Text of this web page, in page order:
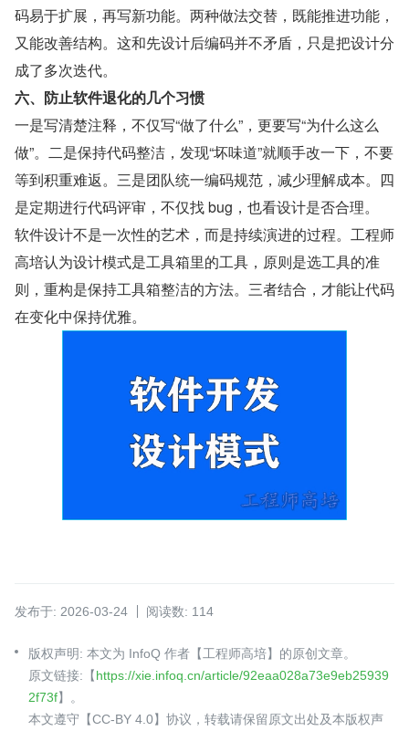
码易于扩展，再写新功能。两种做法交替，既能推进功能，
又能改善结构。这和先设计后编码并不矛盾，只是把设计分
成了多次迭代。
六、防止软件退化的几个习惯
一是写清楚注释，不仅写“做了什么”，更要写“为什么这么
做”。二是保持代码整洁，发现“坏味道”就顺手改一下，不要
等到积重难返。三是团队统一编码规范，减少理解成本。四
是定期进行代码评审，不仅找 bug，也看设计是否合理。
软件设计不是一次性的艺术，而是持续演进的过程。工程师
高培认为设计模式是工具箱里的工具，原则是选工具的准
则，重构是保持工具箱整洁的方法。三者结合，才能让代码
在变化中保持优雅。
发布于: 2026-03-24 阅读数: 114
版权声明: 本文为 InfoQ 作者【工程师高培】的原创文章。
原文链接:【https://xie.infoq.cn/article/92eaa028a73e9eb25939
2f73f】。
本文遵守【CC-BY 4.0】协议，转载请保留原文出处及本版权声